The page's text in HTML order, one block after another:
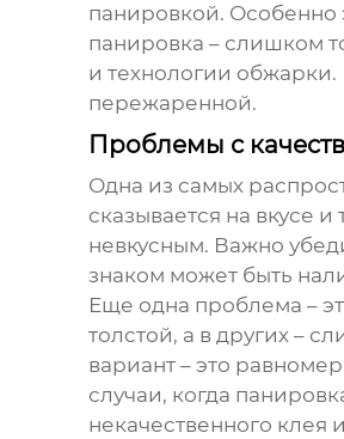
панировкой. Особенно
панировка – слишком
и технологии
пережаренной.
Проблемы с
Одна из самых
сказывается на вкусе
невкусным. Важно
знаком может быть
Еще одна проблема –
толстой, а в других –
вариант – это
случаи, когда
некачественного